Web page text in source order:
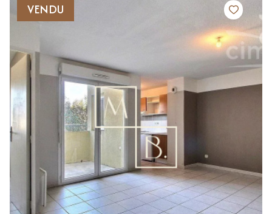
VENDU